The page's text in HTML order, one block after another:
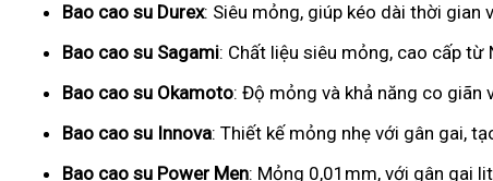
Bao cao su Durex: Siêu mỏng, giúp kéo dài thời
Bao cao su Sagami: Chất liệu siêu mỏng, cao cấp
Bao cao su Okamoto: Độ mỏng và khả năng co
Bao cao su Innova: Thiết kế mỏng nhẹ với gân gai,
Bao cao su Power Men: Mỏng 0,01mm, với gân gai